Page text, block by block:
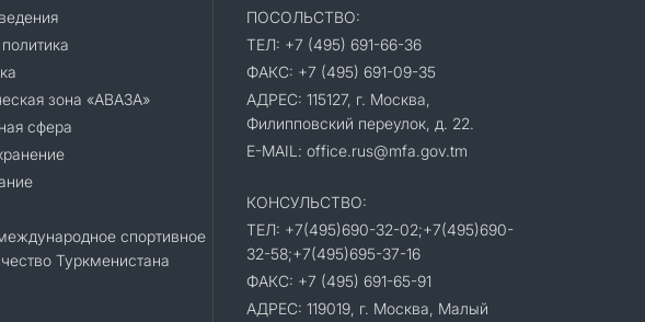
зона «АВАЗА»
сфера
спортивное
Туркменистана
ПОСОЛЬСТВО:
ТЕЛ: +7 (495) 691-66-36
ФАКС: +7 (495) 691-09-35
АДРЕС: 115127, г. Москва,
Филипповский переулок, д. 22.
E-MAIL: office.rus@mfa.gov.tm
КОНСУЛЬСТВО:
ТЕЛ: +7(495)690-32-02;+7(495)690-
32-58;+7(495)695-37-16
ФАКС: +7 (495) 691-65-91
АДРЕС: 119019, г. Москва, Малый